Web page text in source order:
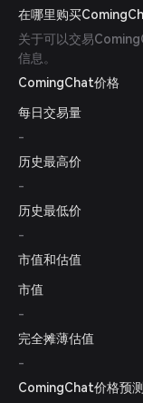
在哪里购买
关于可以交易
信息。
ComingChat价格
每日交易量
-
历史最高价
-
历史最低价
-
市值和估值
市值
-
完全摊薄估值
-
ComingChat价格预测